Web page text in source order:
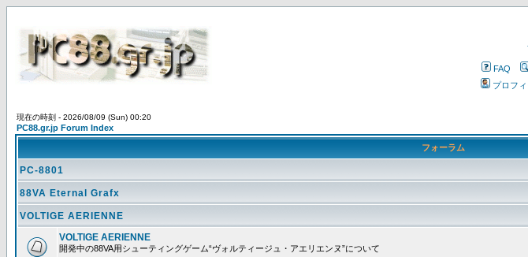
FAQ
プロフ
現在の時刻 - 2026/08/09 (Sun) 00:20
PC88.gr.jp Forum Index
フォーラム
PC-8801
88VA Eternal Grafx
VOLTIGE AERIENNE
VOLTIGE AERIENNE
開発中の88VA用シューティングゲーム“ヴォルティージュ・アエリエンヌ”について